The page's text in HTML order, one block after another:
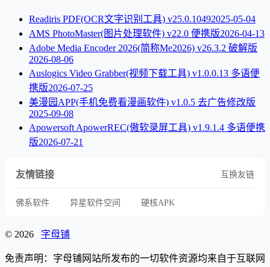
Readiris PDF(OCR文字识别工具) v25.0.10492025-05-04
AMS PhotoMaster(图片处理软件) v22.0 便携版2026-04-13
Adobe Media Encoder 2026(简称Me2026) v26.3.2 破解版
2026-08-06
Auslogics Video Grabber(视频下载工具) v1.0.0.13 多语便
携版2026-07-25
美漫园APP(手机免费看漫画软件) v1.0.5 去广告修改版
2025-09-08
Apowersoft ApowerREC(傲软录屏工具) v1.9.1.4 多语便携
版2026-07-21
友情链接 互换友链
佛系软件 异星软件空间 硬核APK
© 2026 字母铺
免责声明：字母铺网站所发布的一切软件资源均来自于互联网